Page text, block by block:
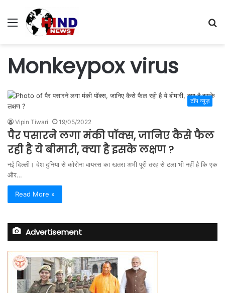
Menu
Monkeypox virus
टॉप न्यूज़
Vipin Tiwari 19/05/2022
पैर पसारने लगा मंकी पॉक्स, जानिए कैसे फैल
रही है ये बीमारी, क्या है इसके लक्षण ?
नई दिल्ली। देश दुनिया से कोरोना वायरस का खतरा अभी पूरी तरह से टला भी नहीं है कि एक
और…
Read More »
Advertisement